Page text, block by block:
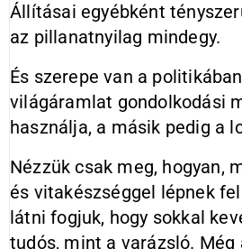
Állításai egyébként
az pillanatnyilag mindegy.
És szerepe van a
világáramlat gondolkodási
használja, a másik pedig a
Nézzük csak meg, hogyan,
és vitakészséggel lépnek
látni fogjuk, hogy sokkal
tudós, mint a varázsló. Még